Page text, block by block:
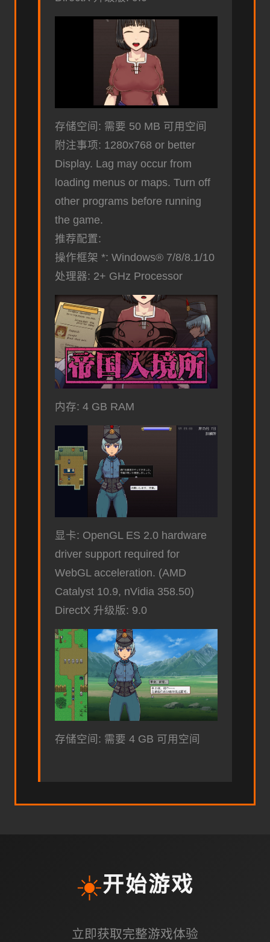
存储空间: 需要 50 MB 可用空间
附注事项: 1280x768 or better
Display. Lag may occur from
loading menus or maps. Turn off
other programs before running
the game.
推荐配置:
操作框架 *: Windows® 7/8/8.1/10
处理器: 2+ GHz Processor
内存: 4 GB RAM
显卡: OpenGL ES 2.0 hardware
driver support required for
WebGL acceleration. (AMD
Catalyst 10.9, nVidia 358.50)
DirectX 升级版: 9.0
存储空间: 需要 4 GB 可用空间
☀️开始游戏
立即获取完整游戏体验